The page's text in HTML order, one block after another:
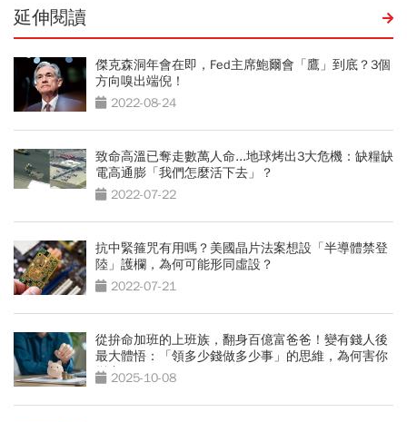
延伸閱讀
傑克森洞年會在即，Fed主席鮑爾會「鷹」到底？3個
方向嗅出端倪！
2022-08-24
致命高溫已奪走數萬人命...地球烤出3大危機：缺糧缺
電高通膨「我們怎麼活下去」？
2022-07-22
抗中緊箍咒有用嗎？美國晶片法案想設「半導體禁登
陸」護欄，為何可能形同虛設？
2022-07-21
從拚命加班的上班族，翻身百億富爸爸！變有錢人後
最大體悟：「領多少錢做多少事」的思維，為何害你
變窮？
2025-10-08